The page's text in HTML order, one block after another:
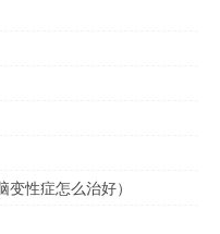
性症怎么治好）